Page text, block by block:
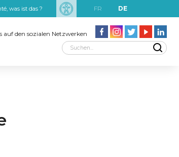
was ist das ? FR DE
auf den sozialen Netzwerken